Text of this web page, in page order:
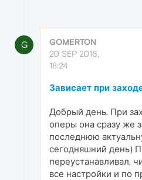
G
GOMERTON
20 SEP 2016,
18:24
Зависает при
Добрый день. При
оперы она сразу же
последнюю
сегодняшний день)
переустанавливал,
все настройки и по